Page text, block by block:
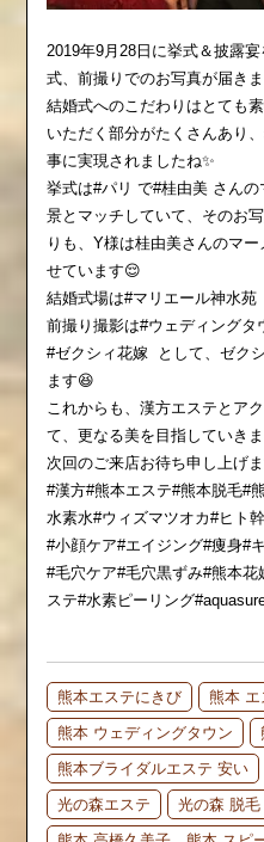
2019年9月28日に挙式＆披露
式、前撮りでのお写真が届き
結婚式へのこだわりはとても
いただく部分がたくさんあり
事に実現されましたね✨
挙式は#パリ で#桂由美 さん
景とマッチしていて、そのお
りも、Y様は桂由美さんのマ
せています😌
結婚式場は#マリエール神水苑
前撮り撮影は#ウェディングタ
#ゼクシィ花嫁
として、ゼク
ます😆
これからも、漢方エステとア
て、更なる美を目指していき
次回のご来店お待ち申し上げま
#漢方#熊本エステ#熊本脱毛#
水素水#ウィズマツオカ#ヒト
#小顔ケア#エイジング#痩身#
#毛穴ケア#毛穴黒ずみ#熊本
ステ#水素ピーリング
熊本エステにきび 熊本
熊本 ウェディングタウン
熊本ブライダルエステ 安い
光の森エステ
光の森 脱毛